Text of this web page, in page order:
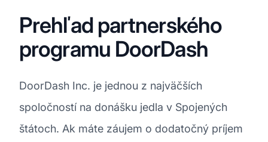
Prehľad partnerského
programu DoorDash
DoorDash Inc. je jednou z najväčších
spoločností na donášku jedla v Spojených
štátoch. Ak máte záujem o dodatočný príjem